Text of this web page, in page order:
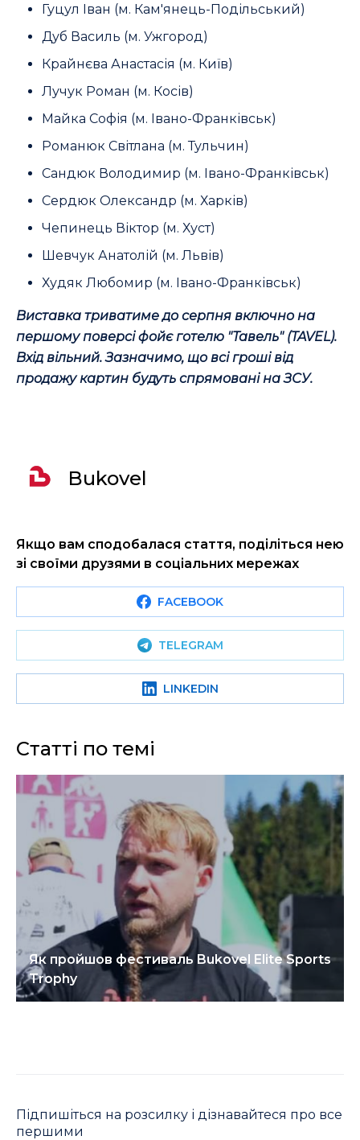
Гуцул Іван (м. Кам'янець-Подільський)
Дуб Василь (м. Ужгород)
Крайнєва Анастасія (м. Київ)
Лучук Роман (м. Косів)
Майка Софія (м. Івано-Франківськ)
Романюк Світлана (м. Тульчин)
Сандюк Володимир (м. Івано-Франківськ)
Сердюк Олександр (м. Харків)
Чепинець Віктор (м. Хуст)
Шевчук Анатолій (м. Львів)
Худяк Любомир (м. Івано-Франківськ)
Виставка триватиме до серпня включно на
першому поверсі фойє готелю "Тавель" (TAVEL).
Вхід вільний. Зазначимо, що всі гроші від
продажу картин будуть спрямовані на ЗСУ.
Bukovel
Якщо вам сподобалася стаття, поділіться нею
зі своїми друзями в соціальних мережах
FACEBOOK
TELEGRAM
LINKEDIN
Статті по темі
Як пройшов фестиваль Bukovel Elite Sports
Trophy
Підпишіться на розсилку і дізнавайтеся про все
першими